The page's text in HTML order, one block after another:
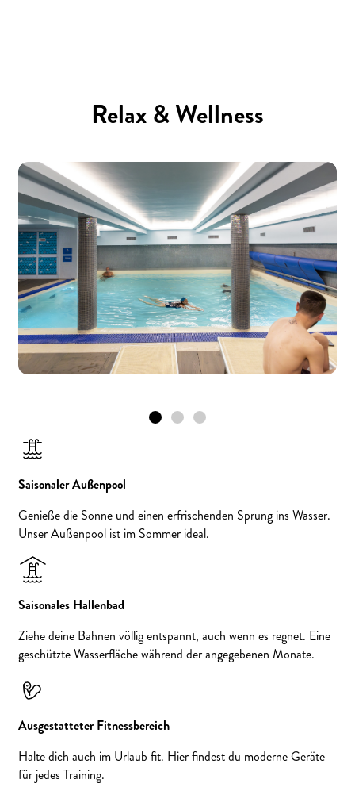
Relax & Wellness
Saisonaler Außenpool
Genieße die Sonne und einen erfrischenden Sprung ins Wasser.
Unser Außenpool ist im Sommer ideal.
Saisonales Hallenbad
Ziehe deine Bahnen völlig entspannt, auch wenn es regnet. Eine
geschützte Wasserfläche während der angegebenen Monate.
Ausgestatteter Fitnessbereich
Halte dich auch im Urlaub fit. Hier findest du moderne Geräte
für jedes Training.